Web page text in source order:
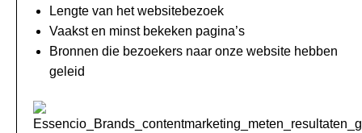
Lengte van het websitebezoek
Vaakst en minst bekeken pagina’s
Bronnen die bezoekers naar onze website hebben
geleid